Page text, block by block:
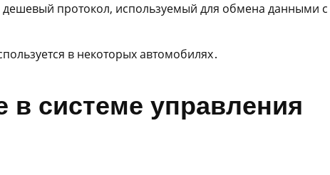
дешевый протокол, используемый для обмена данными с
в некоторых автомобилях․
в системе управления